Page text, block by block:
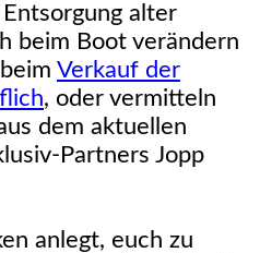
alter
beim Boot verändern
Verkauf der
, oder vermitteln
dem aktuellen
Partners Jopp
anlegt, euch zu